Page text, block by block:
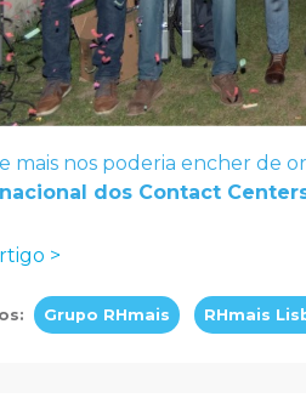
mais nos poderia encher de
dos Contact
>
Grupo RHmais RHmais